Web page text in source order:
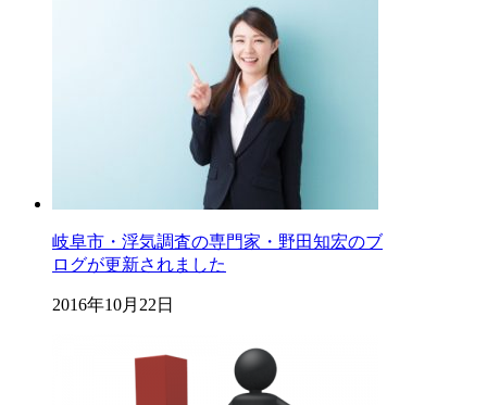
岐阜市・浮気調査の専門家・野田知宏のブ
ログが更新されました
2016年10月22日